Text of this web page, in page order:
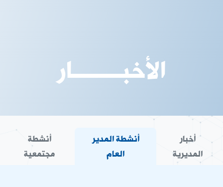
الأخبـــــــار
أخبار
المديرية
أنشطة المدير
العام
أنشطة
مجتمعية